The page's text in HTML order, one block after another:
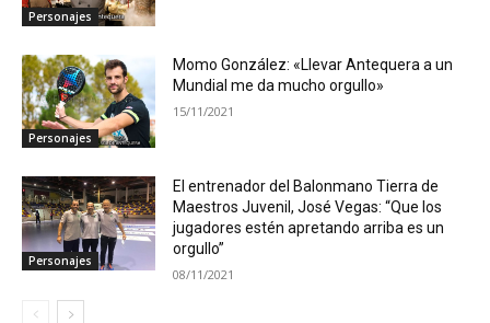
Personajes
Personajes
Momo González: «Llevar Antequera a un
Mundial me da mucho orgullo»
15/11/2021
Personajes
El entrenador del Balonmano Tierra de
Maestros Juvenil, José Vegas: “Que los
jugadores estén apretando arriba es un
orgullo”
08/11/2021